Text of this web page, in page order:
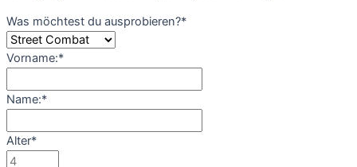
Was möchtest du ausprobieren?*
Vorname:*
Name:*
Alter*